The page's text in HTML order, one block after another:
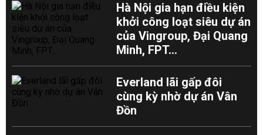
Hà Nội gia hạn điều kiện
khởi công loạt siêu dự án
của Vingroup, Đại Quang
Minh, FPT...
Everland lãi gấp đôi
cùng kỳ nhờ dự án Vân
Đồn